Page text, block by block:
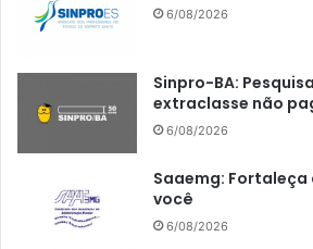
6/08/2026
Sinpro-BA:
extraclasse não
6/08/2026
Saaemg:
você
6/08/2026